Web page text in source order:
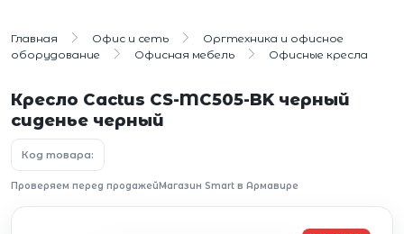
Главная Офис и сеть
Оргтехника и офисное
оборудование
Офисная мебель Офисные кресла
Кресло Cactus CS-MC505-BK черный
сиденье черный
Код товара:
Проверяем перед продажейМагазин Smart в Армавире